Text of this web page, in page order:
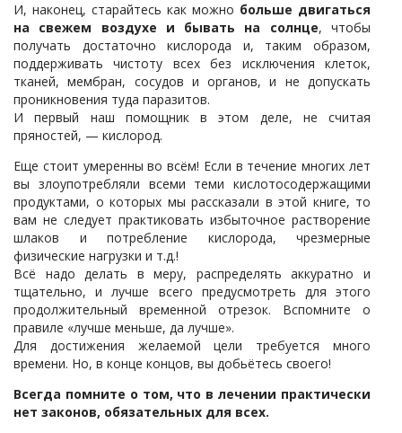
И, наконец, старайтесь как можно больше двигаться
на свежем воздухе и бывать на солнце, чтобы
получать достаточно кислорода и, таким образом,
поддерживать чистоту всех без исключения клеток,
тканей, мембран, сосудов и органов, и не допускать
проникновения туда паразитов.
И первый наш помощник в этом деле, не считая
пряностей, — кислород.
Еще стоит умеренны во всём! Если в течение многих лет
вы злоупотребляли всеми теми кислотосодержащими
продуктами, о которых мы рассказали в этой книге, то
вам не следует практиковать избыточное растворение
шлаков и потребление кислорода, чрезмерные
физические нагрузки и т.д.!
Всё надо делать в меру, распределять аккуратно и
тщательно, и лучше всего предусмотреть для этого
продолжительный временной отрезок. Вспомните о
правиле «лучше меньше, да лучше».
Для достижения желаемой цели требуется много
времени. Но, в конце концов, вы добьётесь своего!
Всегда помните о том, что в лечении практически
нет законов, обязательных для всех.